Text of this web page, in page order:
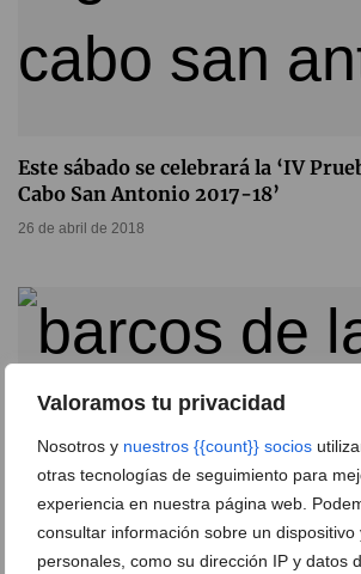
Valoramos tu privacidad
Nosotros y nuestros {{count}} socios
otras tecnologías de seguimiento para
experiencia en nuestra página web.
consultar información sobre un
personales, como su dirección IP y datos
Este sábado se celebrará la ‘IV
Cabo San Antonio 2017-18’
26 de abril de 2018